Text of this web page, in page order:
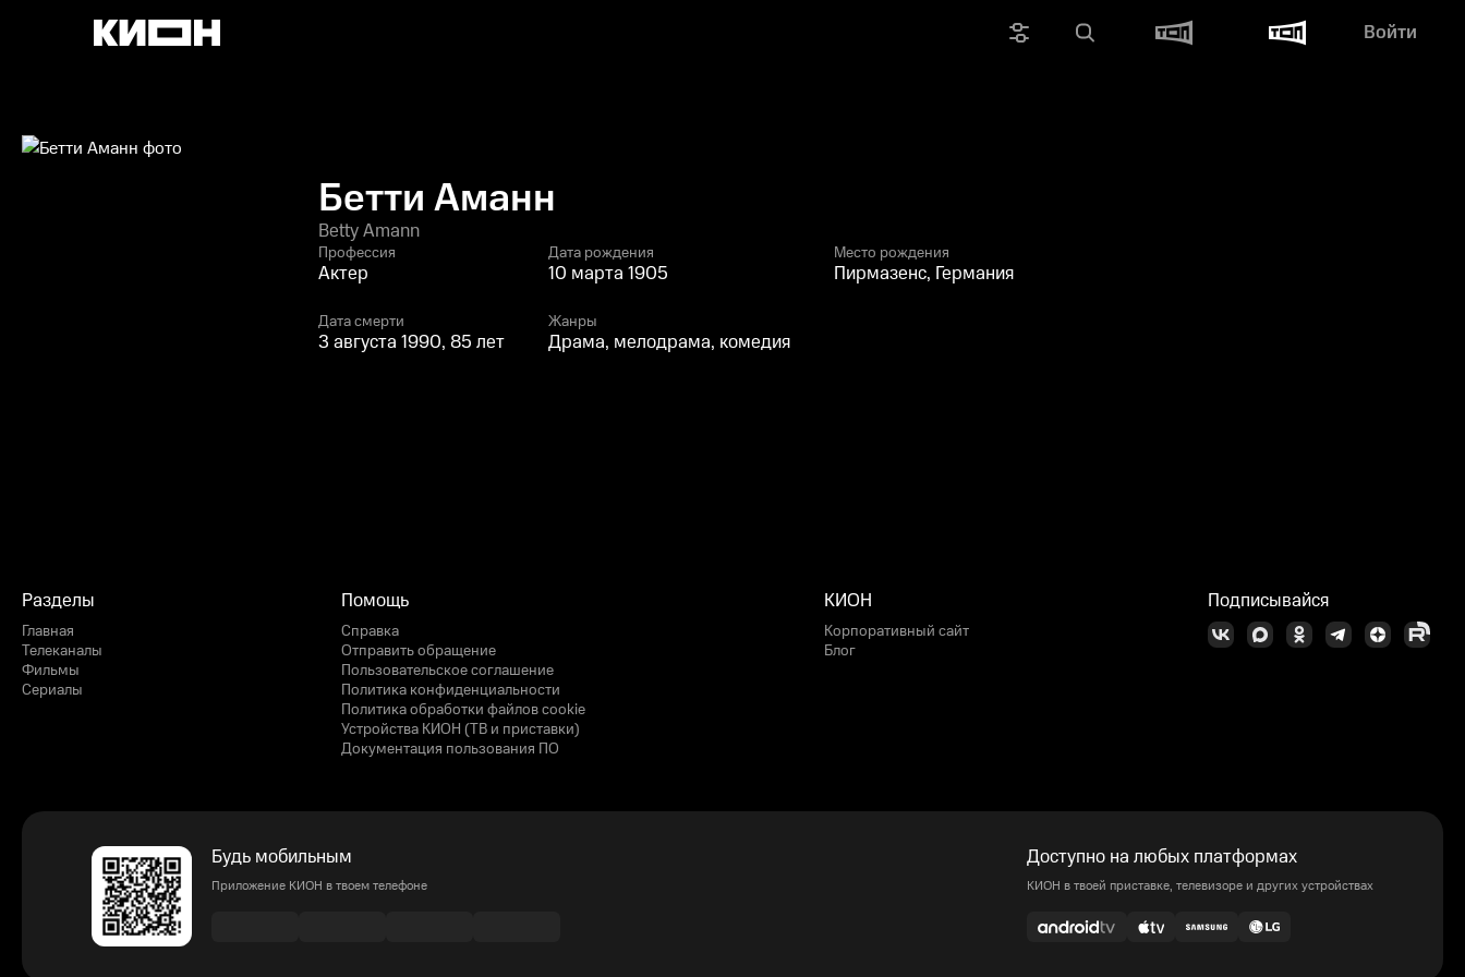
Войти
Бетти Аманн
Betty Amann
Профессия
Актер
Дата рождения
10 марта 1905
Место рождения
Пирмазенс, Германия
Дата смерти
3 августа 1990, 85 лет
Жанры
Драма, мелодрама, комедия
Разделы
Главная
Телеканалы
Фильмы
Сериалы
Помощь
Справка
Отправить обращение
Пользовательское соглашение
Политика конфиденциальности
Политика обработки файлов cookie
Устройства КИОН (ТВ и приставки)
Документация пользования ПО
КИОН
Корпоративный сайт
Блог
Подписывайся
Будь мобильным
Приложение КИОН в твоем телефоне
Доступно на любых платформах
КИОН в твоей приставке, телевизоре и других устройствах